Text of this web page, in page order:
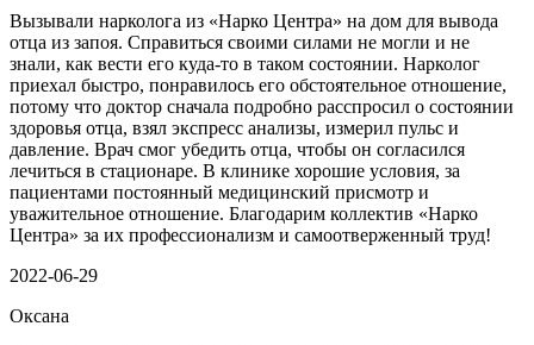
Вызывали нарколога из «Нарко Центра» на дом для вывода
отца из запоя. Справиться своими силами не могли и не
знали, как вести его куда-то в таком состоянии. Нарколог
приехал быстро, понравилось его обстоятельное отношение,
потому что доктор сначала подробно расспросил о состоянии
здоровья отца, взял экспресс анализы, измерил пульс и
давление. Врач смог убедить отца, чтобы он согласился
лечиться в стационаре. В клинике хорошие условия, за
пациентами постоянный медицинский присмотр и
уважительное отношение. Благодарим коллектив «Нарко
Центра» за их профессионализм и самоотверженный труд!
2022-06-29
Оксана